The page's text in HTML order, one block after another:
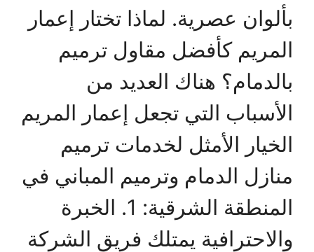
بألوان عصرية. لماذا تختار إعمار
المريم كأفضل مقاول ترميم
بالدمام؟ هناك العديد من
الأسباب التي تجعل إعمار المريم
الخيار الأمثل لخدمات ترميم
منازل الدمام وترميم المباني في
المنطقة الشرقية: 1. الخبرة
والاحترافية يمتلك فريق الشركة